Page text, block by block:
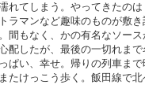
れてしまう。やってきたの
ラマンなど趣味のものが敷
間もなく、かの有名なソー
配したが、最後の一切れま
ぱい、幸せ。帰りの列車ま
たけっこう歩く。飯田線で北